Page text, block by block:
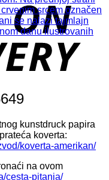
kunstdruck papira
koverta:
koverta-amerikan/
na ovom
cesta-pitanja/